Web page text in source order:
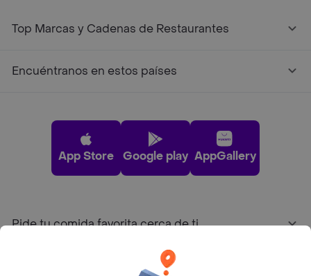
Top Marcas y Cadenas de Restaurantes
Encuéntranos en estos países
App Store Google play AppGallery
Pide tu comida favorita cerca de ti